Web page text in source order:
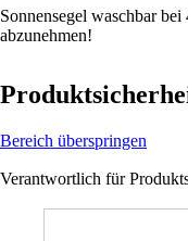
Sonnensegel waschbar
abzunehmen!
Bereich überspringen
Verantwortlich für